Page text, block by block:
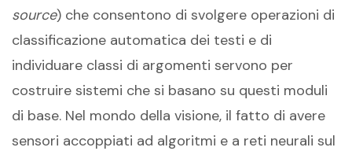
source) che consentono di svolgere operazioni di
classificazione automatica dei testi e di
individuare classi di argomenti servono per
costruire sistemi che si basano su questi moduli
di base. Nel mondo della visione, il fatto di avere
sensori accoppiati ad algoritmi e a reti neurali sul